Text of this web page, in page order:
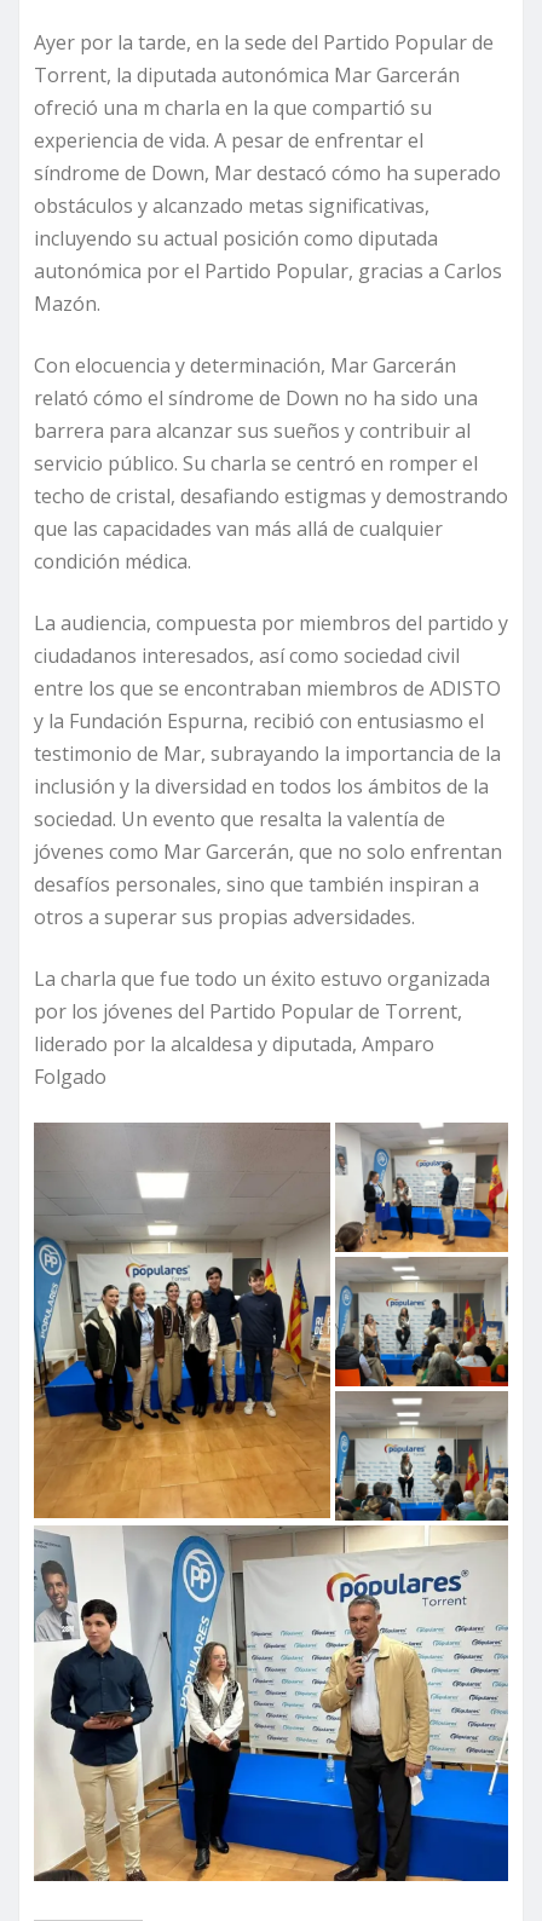
Ayer por la tarde, en la sede del Partido Popular de
Torrent, la diputada autonómica Mar Garcerán
ofreció una m charla en la que compartió su
experiencia de vida. A pesar de enfrentar el
síndrome de Down, Mar destacó cómo ha superado
obstáculos y alcanzado metas significativas,
incluyendo su actual posición como diputada
autonómica por el Partido Popular, gracias a Carlos
Mazón.
Con elocuencia y determinación, Mar Garcerán
relató cómo el síndrome de Down no ha sido una
barrera para alcanzar sus sueños y contribuir al
servicio público. Su charla se centró en romper el
techo de cristal, desafiando estigmas y demostrando
que las capacidades van más allá de cualquier
condición médica.
La audiencia, compuesta por miembros del partido y
ciudadanos interesados, así como sociedad civil
entre los que se encontraban miembros de ADISTO
y la Fundación Espurna, recibió con entusiasmo el
testimonio de Mar, subrayando la importancia de la
inclusión y la diversidad en todos los ámbitos de la
sociedad. Un evento que resalta la valentía de
jóvenes como Mar Garcerán, que no solo enfrentan
desafíos personales, sino que también inspiran a
otros a superar sus propias adversidades.
La charla que fue todo un éxito estuvo organizada
por los jóvenes del Partido Popular de Torrent,
liderado por la alcaldesa y diputada, Amparo
Folgado